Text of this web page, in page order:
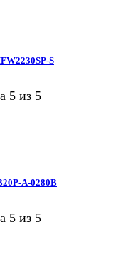
S
5 из 5
A-0280B
5 из 5